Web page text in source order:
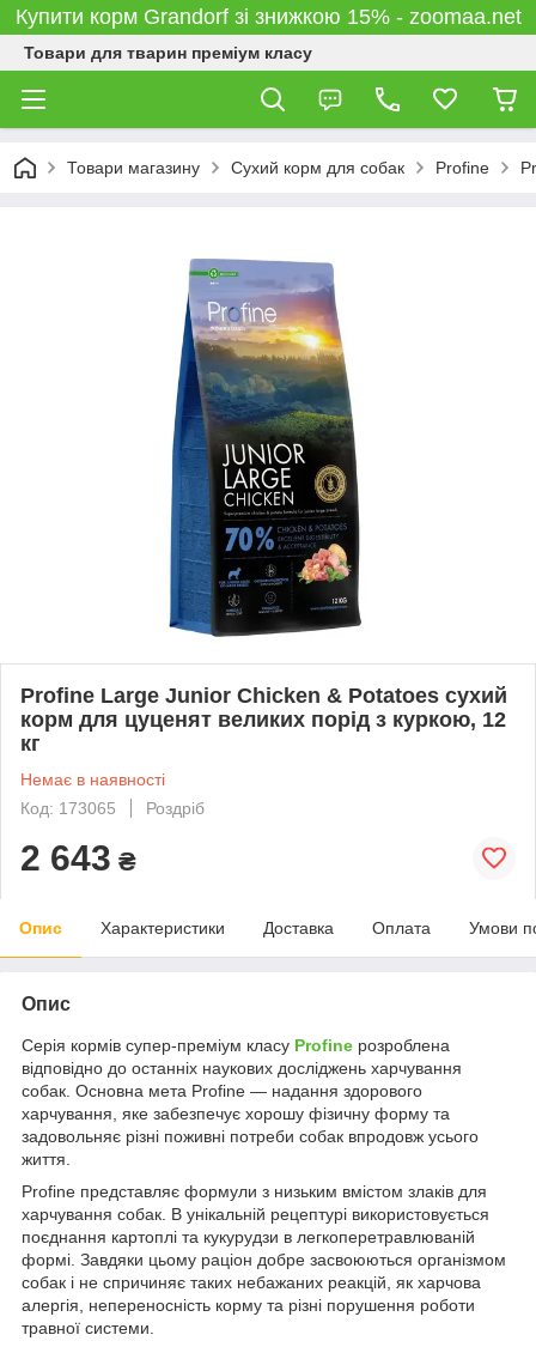
Купити корм Grandorf зі знижкою 15% - zoomaa.net
Товари для тварин преміум класу
Товари магазину Сухий корм для собак Profine
Profine Large Junior Chicken & Potatoes сухий
корм для цуценят великих порід з куркою, 12
кг
Немає в наявності
Код: 173065
Роздріб
2 643 ₴
Опис Характеристики Доставка Оплата Умови
Опис
Серія кормів супер-преміум класу Profine розроблена
відповідно до останніх наукових досліджень харчування
собак. Основна мета Profine — надання здорового
харчування, яке забезпечує хорошу фізичну форму та
задовольняє різні поживні потреби собак впродовж усього
життя.
Profine представляє формули з низьким вмістом злаків для
харчування собак. В унікальній рецептурі використовується
поєднання картоплі та кукурудзи в легкоперетравлюваній
формі. Завдяки цьому раціон добре засвоюються організмом
собак і не спричиняє таких небажаних реакцій, як харчова
алергія, непереносність корму та різні порушення роботи
травної системи.